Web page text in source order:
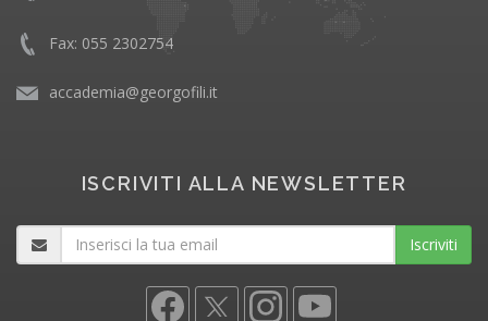
Fax: 055 2302754
accademia@georgofili.it
ISCRIVITI ALLA NEWSLETTER
Iscriviti